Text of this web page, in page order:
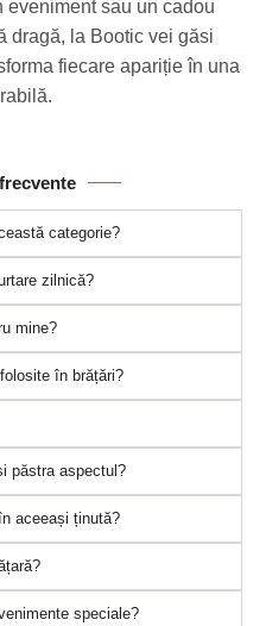
eveniment sau un cadou
dragă, la Bootic vei găsi
fiecare apariție în una
categorie?
zilnică?
mine?
în brățări?
păstra aspectul?
aceeași ținută?
speciale?